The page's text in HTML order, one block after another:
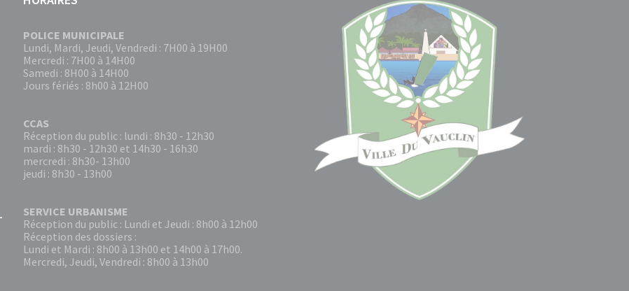
POLICE MUNICIPALE
Lundi, Mardi, Jeudi, Vendredi : 7H00 à 19H00
Mercredi : 7H00 à 14H00
Samedi : 8H00 à 14H00
Jours fériés : 8h00 à 12H00
CCAS
Réception du public : lundi : 8h30 - 12h30
mardi : 8h30 - 12h30 et 14h30 - 16h30
mercredi : 8h30- 13h00
jeudi : 8h30 - 13h00
SERVICE URBANISME
Réception du public : Lundi et Jeudi : 8h00 à 12h00
Réception des dossiers :
Lundi et Mardi : 8h00 à 13h00 et 14h00 à 17h00.
Mercredi, Jeudi, Vendredi : 8h00 à 13h00